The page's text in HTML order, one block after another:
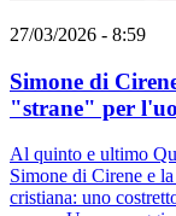
27/03/2026 - 8:59
Simone di
"strane" per
Al quinto e ultimo
Simone di Cirene e
cristiana: uno